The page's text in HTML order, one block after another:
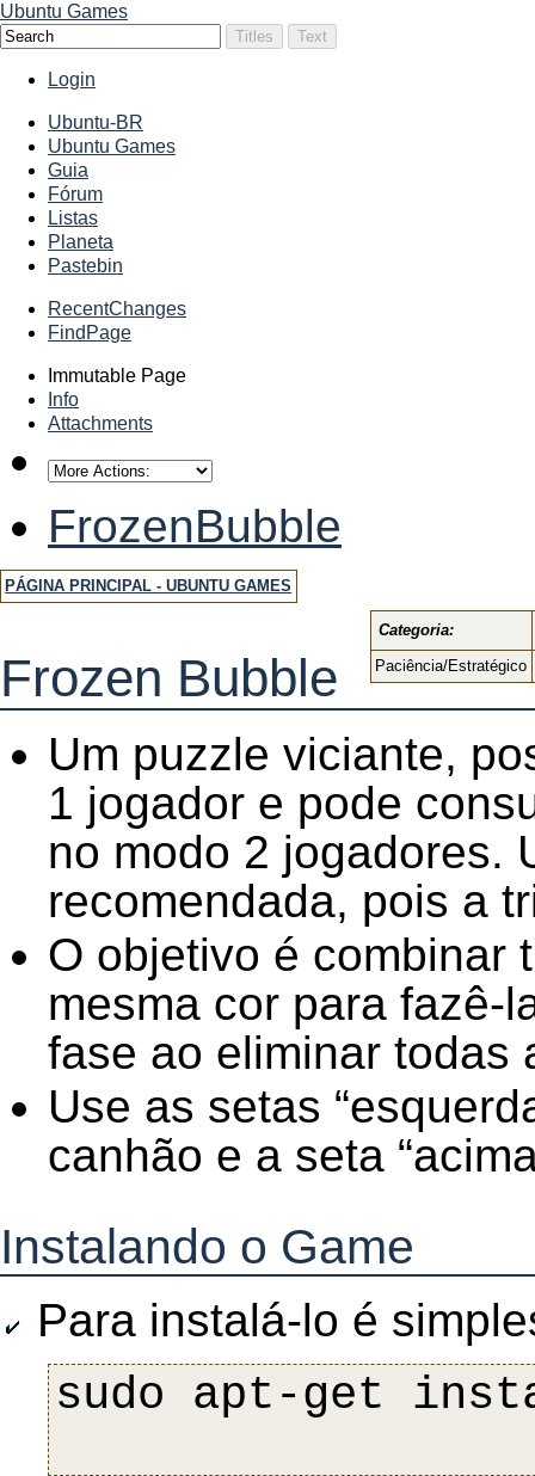
Ubuntu Games
Login
Ubuntu-BR
Ubuntu Games
Guia
Fórum
Listas
Planeta
Pastebin
RecentChanges
FindPage
Immutable Page
Info
Attachments
FrozenBubble
PÁGINA PRINCIPAL - UBUNTU GAMES
Categoria:
Paciência/Estratégico
Frozen Bubble
Um puzzle viciante,
1 jogador e pode
no modo 2 jogadores.
recomendada, pois a
O objetivo é combinar
mesma cor para fazê-
fase ao eliminar todas
Use as setas
canhão e a seta
Instalando o Game
Para instalá-lo é